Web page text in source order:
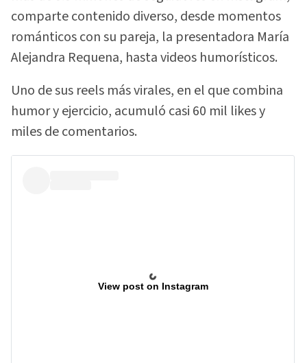
comparte contenido diverso, desde momentos
románticos con su pareja, la presentadora María
Alejandra Requena, hasta videos humorísticos.
Uno de sus reels más virales, en el que combina
humor y ejercicio, acumuló casi 60 mil likes y
miles de comentarios.
View post on Instagram